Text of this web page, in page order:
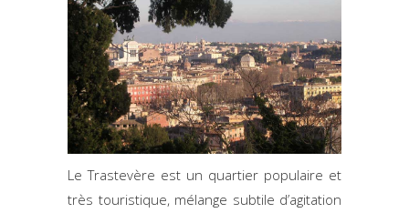
Le Trastevère est un quartier populaire et
très touristique, mélange subtile d’agitation